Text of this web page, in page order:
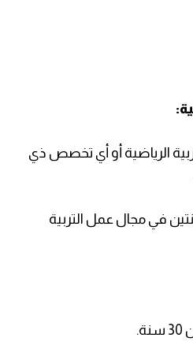
الرياضية أو أي تخصص ذي
في مجال عمل التربية